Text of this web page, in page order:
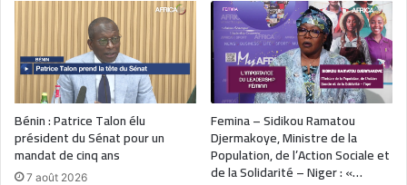
Bénin : Patrice Talon élu
président du Sénat pour un
mandat de cinq ans
7 août 2026
Femina – Sidikou Ramatou
Djermakoye, Ministre de la
Population, de l’Action Sociale et
de la Solidarité – Niger : «…